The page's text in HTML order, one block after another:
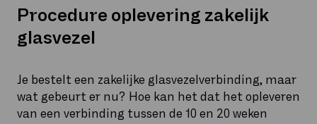
Procedure oplevering zakelijk
glasvezel
Je bestelt een zakelijke glasvezelverbinding, maar
wat gebeurt er nu? Hoe kan het dat het opleveren
van een verbinding tussen de 10 en 20 weken